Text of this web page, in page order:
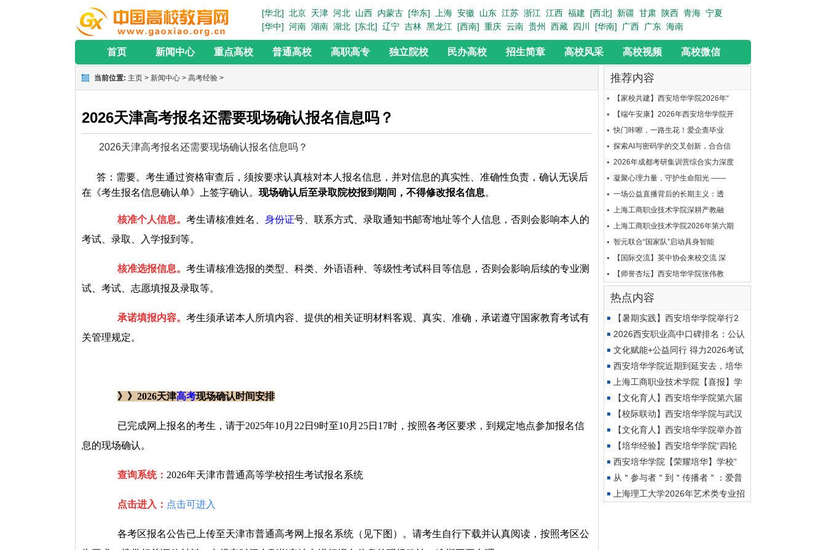
[华北] 北京 天津 河北 山西 内蒙古 [华东] 上海 安徽 山东 江苏 浙江 江西 福建 [西北] 新疆 甘肃 陕西 青海 宁夏
[华中] 河南 湖南 湖北 [东北] 辽宁 吉林 黑龙江 [西南] 重庆 云南 贵州 西藏 四川 [华南] 广西 广东 海南
首页 新闻中心 重点高校 普通高校 高职高专 独立院校 民办高校 招生简章 高校风采 高校视频 高校微信
当前位置: 主页 > 新闻中心 > 高考经验 >
2026天津高考报名还需要现场确认报名信息吗？
2026天津高考报名还需要现场确认报名信息吗？
答：需要。考生通过资格审查后，须按要求认真核对本人报名信息，并对信息的真实性、准确性负责，确认无误后
在《考生报名信息确认单》上签字确认。 现场确认后至录取院校报到期间，不得修改报名信息。
核准个人信息。 考生请核准姓名、 身份证号、联系方式、录取通知书邮寄地址等个人信息，否则会影响本人的
考试、录取、入学报到等。
核准选报信息。 考生请核准选报的类型、科类、外语语种、等级性考试科目等信息，否则会影响后续的专业测
试、考试、志愿填报及录取等。
承诺填报内容。 考生须承诺本人所填内容、提供的相关证明材料客观、真实、准确，承诺遵守国家教育考试有
关管理规定。
》》2026天津高考现场确认时间安排
已完成网上报名的考生，请于2025年10月22日9时至10月25日17时，按照各考区要求，到规定地点参加报名信
息的现场确认。
查询系统： 2026年天津市普通高等学校招生考试报名系统
点击进入： 点击可进入
各考区报名公告已上传至天津市普通高考网上报名系统（见下图）。请考生自行下载并认真阅读，按照考区公
推荐内容
【家校共建】西安培华学院2026年“
【端午安康】2026年西安培华学院开
快门咔嚓，一路生花！爱企查毕业
探索AI与密码学的交叉创新，合合信
2026年成都考研集训营综合实力深度
凝聚心理力量，守护生命阳光 ——
一场公益直播背后的长期主义：透
上海工商职业技术学院深耕产教融
上海工商职业技术学院2026年第六期
智元联合“国家队”启动具身智能
【国际交流】英中协会来校交流 深
【师誉杏坛】西安培华学院张伟教
热点内容
【暑期实践】西安培华学院举行2
2026西安职业高中口碑排名：公认
靠 文化赋能+公益同行 得力2026考试
季 西安培华学院近期到延安去，培华
上海工商职业技术学院【喜报】学
【文化育人】西安培华学院第六届
【校际联动】西安培华学院与武汉
【文化育人】西安培华学院举办首
【培华经验】西安培华学院“四轮
西安培华学院【荣耀培华】学校“
从＂参与者＂到＂传播者＂：爱普
上海理工大学2026年艺术类专业招